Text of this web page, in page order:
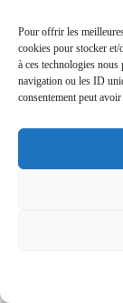
Pour offrir les
cookies pour stocker
à ces technologies nous
navigation ou les ID
consentement peut
שלי גם) de Dani Rosenberg. Ce qui lie ces
films
aborder
dans le
plus
Le fossé
offre une
mieux, ce